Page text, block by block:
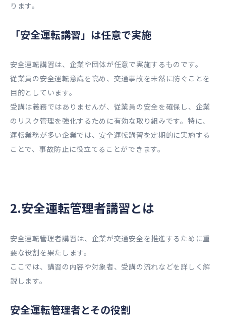
ります。
「安全運転講習」は任意で実施
安全運転講習は、企業や団体が任意で実施するものです。
従業員の安全運転意識を高め、交通事故を未然に防ぐことを
目的としています。
受講は義務ではありませんが、従業員の安全を確保し、企業
のリスク管理を強化するために有効な取り組みです。特に、
運転業務が多い企業では、安全運転講習を定期的に実施する
ことで、事故防止に役立てることができます。
2.安全運転管理者講習とは
安全運転管理者講習は、企業が交通安全を推進するために重
要な役割を果たします。
ここでは、講習の内容や対象者、受講の流れなどを詳しく解
説します。
安全運転管理者とその役割